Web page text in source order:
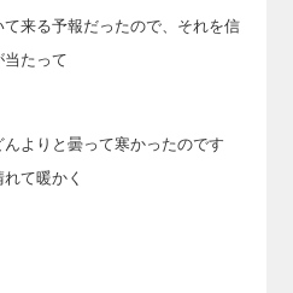
来る予報だったので、それを信
当たって
よりと曇って寒かったのです
て暖かく